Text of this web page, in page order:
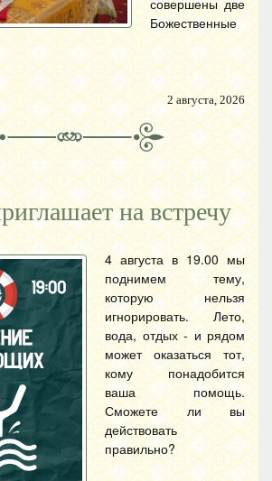
совершены две
Божественные
2 августа, 2026
на встречу
4 августа в 19.00 мы
поднимем тему,
которую нельзя
игнорировать. Лето,
вода, отдых - и рядом
может оказаться тот,
кому понадобится
ваша помощь.
Сможете ли вы
действовать
правильно?